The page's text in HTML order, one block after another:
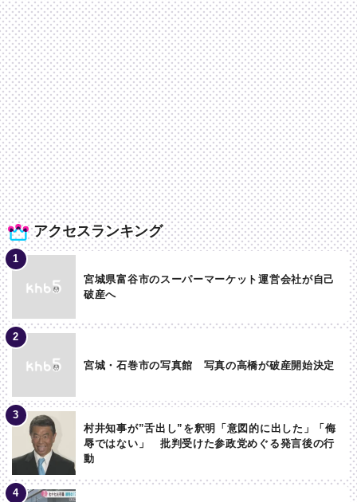
アクセスランキング
宮城県富谷市のスーパーマーケット運営会社が自己
破産へ
宮城・石巻市の写真館 写真の高橋が破産開始決定
村井知事が”舌出し”を釈明「意図的に出した」「侮
辱ではない」 批判受けた参政党めぐる発言後の行
動